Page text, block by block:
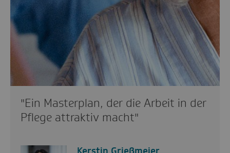
"Ein Masterplan, der die Arbeit in der
Pflege attraktiv macht"